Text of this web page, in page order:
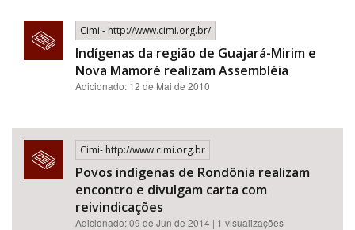
Cimi - http://www.cimi.org.br/
Indígenas da região de Guajará-Mirim e
Nova Mamoré realizam Assembléia
Adicionado: 12 de Mai de 2010
Cimi- http://www.cimi.org.br
Povos indígenas de Rondônia realizam
encontro e divulgam carta com
reivindicações
Adicionado: 09 de Jun de 2014 | 1 visualizações